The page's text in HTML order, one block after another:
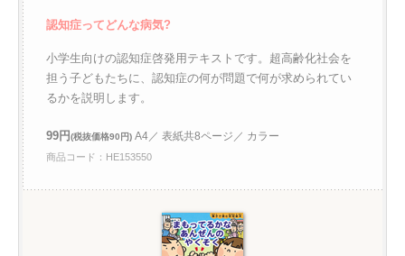
認知症ってどんな病気?
小学生向けの認知症啓発用テキストです。超高齢化社会を
担う子どもたちに、認知症の何が問題で何が求められてい
るかを説明します。
99円(税抜価格90円) A4／ 表紙共8ページ／ カラー
商品コード：HE153550